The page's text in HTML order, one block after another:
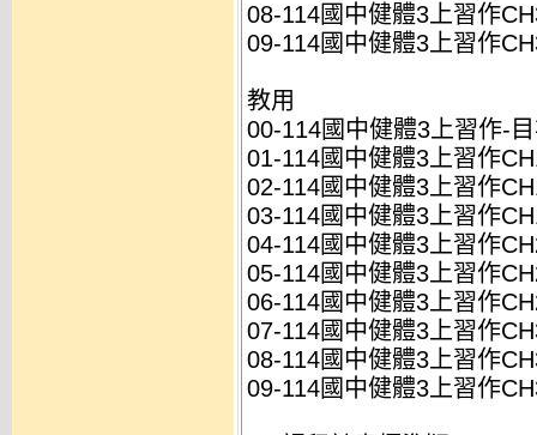
08-114國中健體3上習作
09-114國中健體3上習作
教用
00-114國中健體3上習作-
01-114國中健體3上習作
02-114國中健體3上習作
03-114國中健體3上習作
04-114國中健體3上習作
05-114國中健體3上習作
06-114國中健體3上習作
07-114國中健體3上習作
08-114國中健體3上習作
09-114國中健體3上習作